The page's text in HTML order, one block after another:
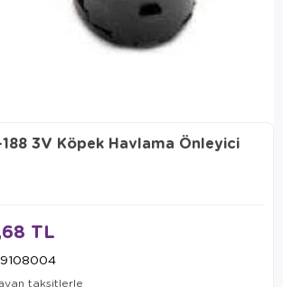
3V Köpek Havlama Önleyici
TL
taksitlerle